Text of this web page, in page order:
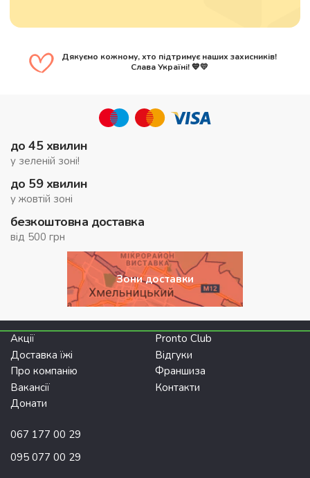
Дякуємо кожному, хто підтримує наших захисників!
Слава Україні! 💙💛
до 45 хвилин
у зеленій зоні!
до 59 хвилин
у жовтій зоні
безкоштовна доставка
від 500 грн
Зони доставки
Акції
Pronto Club
Доставка їжі
Відгуки
Про компанію
Франшиза
Вакансії
Контакти
Донати
067 177 00 29
095 077 00 29